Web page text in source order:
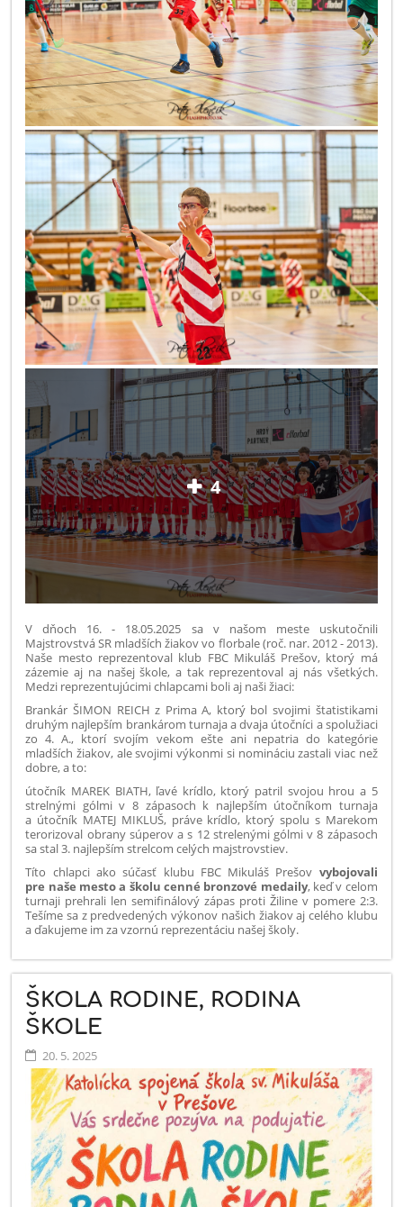
4
V dňoch 16. - 18.05.2025 sa v našom meste uskutočnili
Majstrovstvá SR mladších žiakov vo florbale (roč. nar. 2012 - 2013).
Naše mesto reprezentoval klub FBC Mikuláš Prešov, ktorý má
zázemie aj na našej škole, a tak reprezentoval aj nás všetkých.
Medzi reprezentujúcimi chlapcami boli aj naši žiaci:
Brankár ŠIMON REICH z Prima A, ktorý bol svojimi štatistikami
druhým najlepším brankárom turnaja a dvaja útočníci a spolužiaci
zo 4. A., ktorí svojím vekom ešte ani nepatria do kategórie
mladších žiakov, ale svojimi výkonmi si nomináciu zastali viac než
dobre, a to:
útočník MAREK BIATH, ľavé krídlo, ktorý patril svojou hrou a 5
strelnými gólmi v 8 zápasoch k najlepším útočníkom turnaja
a útočník MATEJ MIKLUŠ, práve krídlo, ktorý spolu s Marekom
terorizoval obrany súperov a s 12 strelenými gólmi v 8 zápasoch
sa stal 3. najlepším strelcom celých majstrovstiev.
Títo chlapci ako súčasť klubu FBC Mikuláš Prešov vybojovali
pre naše mesto a školu cenné bronzové medaily, keď v celom
turnaji prehrali len semifinálový zápas proti Žiline v pomere 2:3.
Tešíme sa z predvedených výkonov našich žiakov aj celého klubu
a ďakujeme im za vzornú reprezentáciu našej školy.
ŠKOLA RODINE, RODINA
ŠKOLE
20. 5. 2025